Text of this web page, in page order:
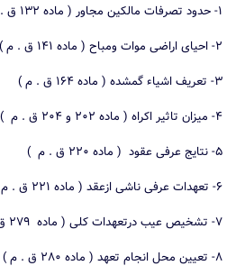
۱- حدود تصرفات مالکین مجاور ( ماده ۱۳۲ ق . م )
۲- احیای اراضی موات ومباح ( ماده ۱۴۱ ق . م )
۳- تعریف اشیاء گمشده ( ماده ۱۶۴ ق . م )
۴- میزان تاثیر اکراه ( ماده ۲۰۲ و ۲۰۴ ق . م )
۵- نتایج عرفی عقود ( ماده ۲۲۰ ق . م )
۶- تعهدات عرفی ناشی ازعقد ( ماده ۲۲۱ ق . م )
۷- تشخیص عیب درتعهدات کلی ( ماده ۲۷۹ ق . م )
۸- تعیین محل انجام تعهد ( ماده ۲۸۰ ق . م )